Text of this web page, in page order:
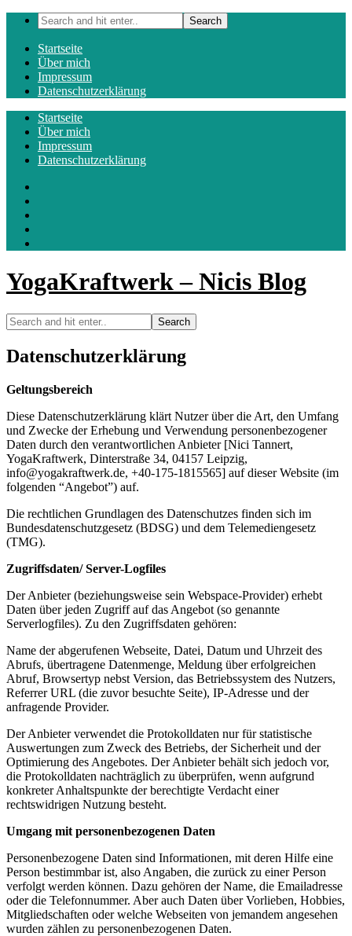
Startseite
Über mich
Impressum
Datenschutzerklärung
Startseite
Über mich
Impressum
Datenschutzerklärung
YogaKraftwerk – Nicis Blog
Datenschutzerklärung
Geltungsbereich
Diese Datenschutzerklärung klärt Nutzer über die Art, den Umfang
und Zwecke der Erhebung und Verwendung personenbezogener
Daten durch den verantwortlichen Anbieter [Nici Tannert,
YogaKraftwerk, Dinterstraße 34, 04157 Leipzig,
info@yogakraftwerk.de, +40-175-1815565] auf dieser Website (im
folgenden “Angebot”) auf.
Die rechtlichen Grundlagen des Datenschutzes finden sich im
Bundesdatenschutzgesetz (BDSG) und dem Telemediengesetz
(TMG).
Zugriffsdaten/ Server-Logfiles
Der Anbieter (beziehungsweise sein Webspace-Provider) erhebt
Daten über jeden Zugriff auf das Angebot (so genannte
Serverlogfiles). Zu den Zugriffsdaten gehören:
Name der abgerufenen Webseite, Datei, Datum und Uhrzeit des
Abrufs, übertragene Datenmenge, Meldung über erfolgreichen
Abruf, Browsertyp nebst Version, das Betriebssystem des Nutzers,
Referrer URL (die zuvor besuchte Seite), IP-Adresse und der
anfragende Provider.
Der Anbieter verwendet die Protokolldaten nur für statistische
Auswertungen zum Zweck des Betriebs, der Sicherheit und der
Optimierung des Angebotes. Der Anbieter behält sich jedoch vor,
die Protokolldaten nachträglich zu überprüfen, wenn aufgrund
konkreter Anhaltspunkte der berechtigte Verdacht einer
rechtswidrigen Nutzung besteht.
Umgang mit personenbezogenen Daten
Personenbezogene Daten sind Informationen, mit deren Hilfe eine
Person bestimmbar ist, also Angaben, die zurück zu einer Person
verfolgt werden können. Dazu gehören der Name, die Emailadresse
oder die Telefonnummer. Aber auch Daten über Vorlieben, Hobbies,
Mitgliedschaften oder welche Webseiten von jemandem angesehen
wurden zählen zu personenbezogenen Daten.